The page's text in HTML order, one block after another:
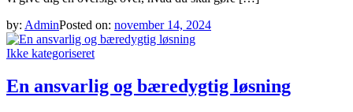
by: AdminPosted on: november 14, 2024
Ikke kategoriseret
En ansvarlig og bæredygtig løsning